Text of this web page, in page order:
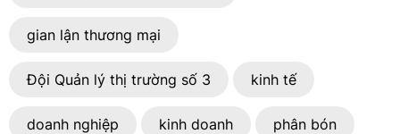
gian lận thương mại
Đội Quản lý thị trường số 3 kinh tế
doanh nghiệp kinh doanh phân bón